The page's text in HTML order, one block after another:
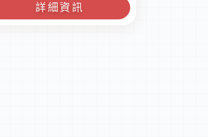
詳細資訊